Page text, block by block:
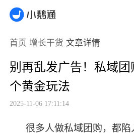
首页 增长干货 文章详情
别再乱发广告！私域
个黄金玩法
2025-11-06 17:11:14
很多人做私域团购，都陷